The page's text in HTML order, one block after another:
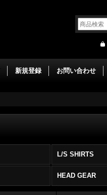
新規登録 お問い合わせ
L/S SHIRTS
HEAD GEAR